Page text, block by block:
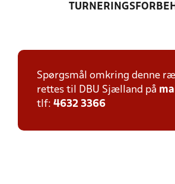
Spørgsmål omkring denne
rettes til DBU Sjælland på
tlf: 4632 3366